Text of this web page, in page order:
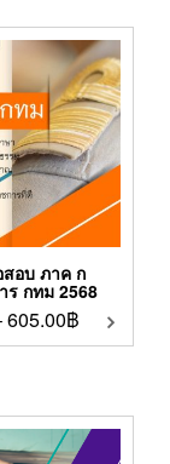
อบ ภาค ก
ร กทม 2568
605.00฿